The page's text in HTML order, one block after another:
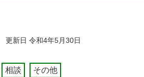
更新日 令和4年5月30日
相談 その他